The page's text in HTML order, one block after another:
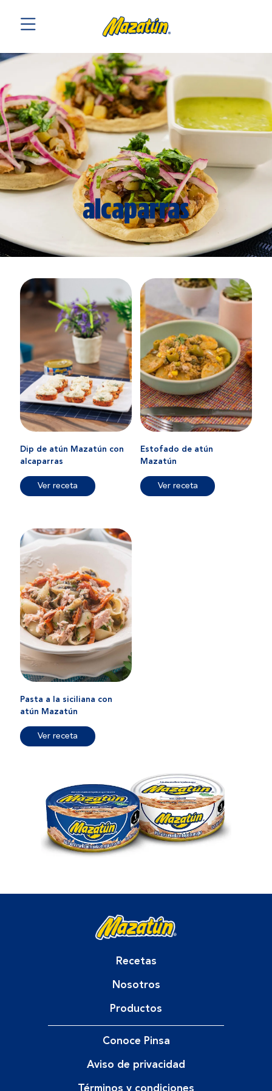
alcaparras
Dip de atún Mazatún con
alcaparras
Ver receta
Estofado de atún
Mazatún
Ver receta
Pasta a la siciliana con
atún Mazatún
Ver receta
Recetas
Nosotros
Productos
Conoce Pinsa
Aviso de privacidad
Términos y condiciones